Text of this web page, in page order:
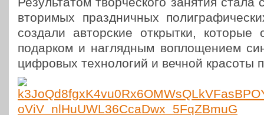
вто­ри­мых празд­нич­ных
создали автор­ские открыт­ки, которые
подар­ком и нагляд­ным вопло­ще­ни­ем
циф­ро­вых тех­но­ло­гий и вечной красоты